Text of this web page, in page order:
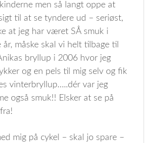
men så langt oppe at
til at se tyndere ud – seriøst,
at jeg har været SÅ smuk i
år, måske skal vi helt tilbage til
bryllup i 2006 hvor jeg
og en pels til mig selv og fik
vinterbryllup…..dér var jeg
også smuk!! Elsker at se på
mig på cykel – skal jo spare –